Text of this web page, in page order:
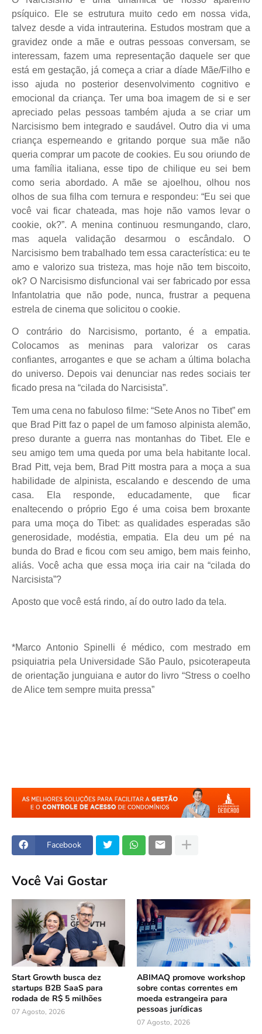
psíquico. Ele se estrutura muito cedo em nossa vida,
talvez desde a vida intrauterina. Estudos mostram que a
gravidez onde a mãe e outras pessoas conversam, se
interessam, fazem uma representação daquele ser que
está em gestação, já começa a criar a díade Mãe/Filho e
isso ajuda no posterior desenvolvimento cognitivo e
emocional da criança. Ter uma boa imagem de si e ser
apreciado pelas pessoas também ajuda a se criar um
Narcisismo bem integrado e saudável. Outro dia vi uma
criança esperneando e gritando porque sua mãe não
queria comprar um pacote de cookies. Eu sou oriundo de
uma família italiana, esse tipo de chilique eu sei bem
como seria abordado. A mãe se ajoelhou, olhou nos
olhos de sua filha com ternura e respondeu: “Eu sei que
você vai ficar chateada, mas hoje não vamos levar o
cookie, ok?”. A menina continuou resmungando, claro,
mas aquela validação desarmou o escândalo. O
Narcisismo bem trabalhado tem essa característica: eu te
amo e valorizo sua tristeza, mas hoje não tem biscoito,
ok? O Narcisismo disfuncional vai ser fabricado por essa
Infantolatria que não pode, nunca, frustrar a pequena
estrela de cinema que solicitou o cookie.
O contrário do Narcisismo, portanto, é a empatia.
Colocamos as meninas para valorizar os caras
confiantes, arrogantes e que se acham a última bolacha
do universo. Depois vai denunciar nas redes sociais ter
ficado presa na “cilada do Narcisista”.
Tem uma cena no fabuloso filme: “Sete Anos no Tibet” em
que Brad Pitt faz o papel de um famoso alpinista alemão,
preso durante a guerra nas montanhas do Tibet. Ele e
seu amigo tem uma queda por uma bela habitante local.
Brad Pitt, veja bem, Brad Pitt mostra para a moça a sua
habilidade de alpinista, escalando e descendo de uma
casa. Ela responde, educadamente, que ficar
enaltecendo o próprio Ego é uma coisa bem broxante
para uma moça do Tibet: as qualidades esperadas são
generosidade, modéstia, empatia. Ela deu um pé na
bunda do Brad e ficou com seu amigo, bem mais feinho,
aliás. Você acha que essa moça iria cair na “cilada do
Narcisista”?
Aposto que você está rindo, aí do outro lado da tela.
*Marco Antonio Spinelli é médico, com mestrado em
psiquiatria pela Universidade São Paulo, psicoterapeuta
de orientação junguiana e autor do livro “Stress o coelho
de Alice tem sempre muita pressa”
Facebook
Você Vai Gostar
Start Growth busca dez
startups B2B SaaS para
rodada de R$ 5 milhões
07 Agosto, 2026
ABIMAQ promove workshop
sobre contas correntes em
moeda estrangeira para
pessoas jurídicas
07 Agosto, 2026